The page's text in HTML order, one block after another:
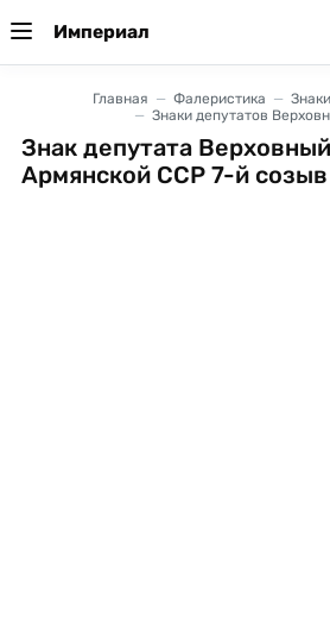
Империал
Главная Фалеристика
Знаки депутатов
Знак депутата
Армянской ССР 7-й созыв